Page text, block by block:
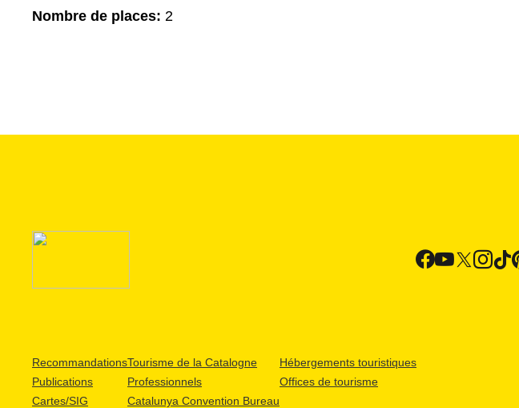
Nombre de places: 2
Recommandations
Publications
Cartes/SIG
Tourisme de la Catalogne
Professionnels
Catalunya Convention Bureau
Hébergements touristiques
Offices de tourisme